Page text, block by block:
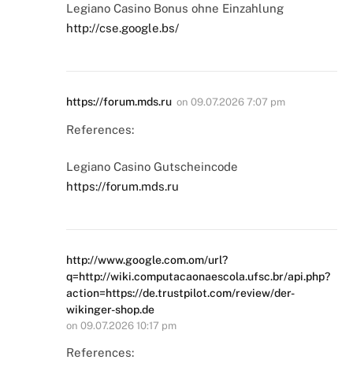
Legiano Casino Bonus ohne Einzahlung
http://cse.google.bs/
https://forum.mds.ru on 09.07.2026 7:07 pm
References:
Legiano Casino Gutscheincode
https://forum.mds.ru
http://www.google.com.om/url?
q=http://wiki.computacaonaescola.ufsc.br/api.php?
action=https://de.trustpilot.com/review/der-
wikinger-shop.de
on 09.07.2026 10:17 pm
References: